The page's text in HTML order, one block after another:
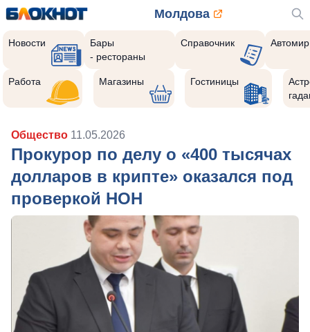
Молдова
Новости
Бары
- рестораны
Справочник Автомир
Работа Магазины Гостиницы
Общество 11.05.2026
Прокурор по делу о «400 тысячах
долларов в крипте» оказался под
проверкой НОН